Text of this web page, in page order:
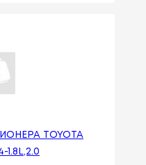
TOYOTA
1.8L,2.0